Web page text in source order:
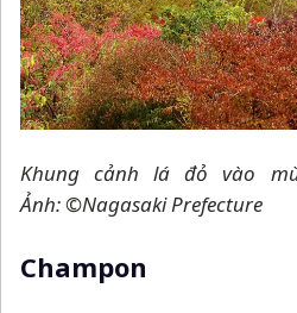
Khung cảnh lá đỏ vào
Ảnh: ©Nagasaki Prefecture
Champon